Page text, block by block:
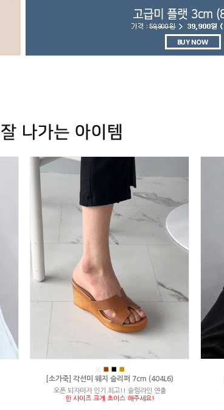
■ ■ ■
[소가죽] 각선미 웨지 슬리퍼 7cm (404L6)
오픈 되자마자 인기 최고!! 슬림라인 연출
한 사이즈 크게 초이스 해주세요!